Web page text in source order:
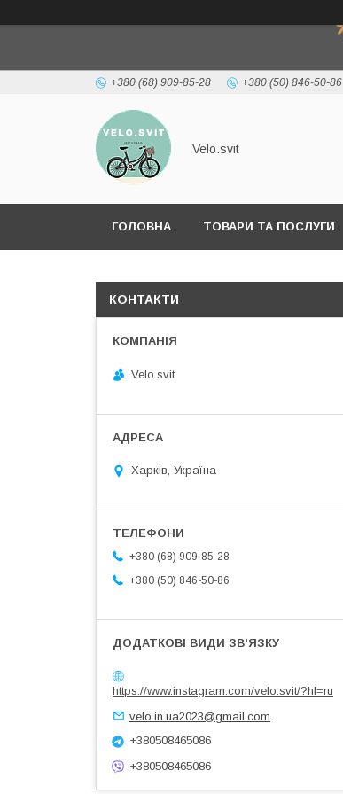
+380 (68) 909-85-28 +380 (50) 846-50-86
Velo.svit
ГОЛОВНА ТОВАРИ ТА ПОСЛУГИ
КОНТАКТИ
Velo.svit
Харків, Україна
+380 (68) 909-85-28
+380 (50) 846-50-86
https://www.instagram.com/velo.svit/?hl=ru
velo.in.ua2023@gmail.com
+380508465086
+380508465086